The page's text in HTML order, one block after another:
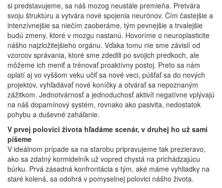
si predstavujeme, sa náš mozog neustále premieňa. Pretvára
svoju štruktúru a vytvára nové spojenia neurónov. Čím častejšie a
intenzívnejšie sa niečím zaoberáme, tým pevnejšie a trvalejšie
budú zmeny, ktoré v mozgu nastanú. Hovoríme o neuroplasticite
nášho najzložitejšieho orgánu. Vďaka tomu nie sme závislí od
vzorcov správania, ktoré sme zdedili po svojich predkoch, ale
môžeme ich meniť a trénovať proaktívny postoj. Preto sa nám
oplatí aj vo vyššom veku učiť sa nové veci, púšťať sa do nových
projektov, vyhľadávať nové koníčky a otvárať sa nepoznaným
zážitkom. Jednotvárnosť a jednoduchosť aktivít negatívne vplývajú
na náš dopamínový systém, rovnako ako pasivita, nedostatok
pohybu a duševné zaháľanie.
V prvej polovici života hľadáme scenár, v druhej ho už sami
píšeme
V ideálnom prípade sa na starobu pripravujeme tak prezieravo,
ako sa zdatný kormidelník už vopred chystá na prichádzajúcu
búrku. Prvá zásadná konfrontácia s tým, aké máme vyhliadky na
staré kolená, sa odohrá v pomyselnej polovici nášho života.